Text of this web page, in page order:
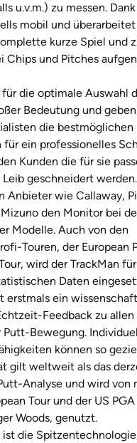
u.v.m.) zu messen.
mobil und überarbeitet
kurze Spiel und
Chips und Pitches
für die optimale Auswahl
Bedeutung und
die bestmöglichen
für ein professionelles
Kunden die für sie
Leib geschneidert
Anbieter wie Callaway,
den Monitor bei
Modelle. Auch von den
Touren, der European
wird der TrackMan
Daten
erstmals ein
Feedback zu
Putt-Bewegung.
können so
gilt weltweit als das
Analyse und wird von
Tour und der US PGA
Woods, genutzt.
ist die